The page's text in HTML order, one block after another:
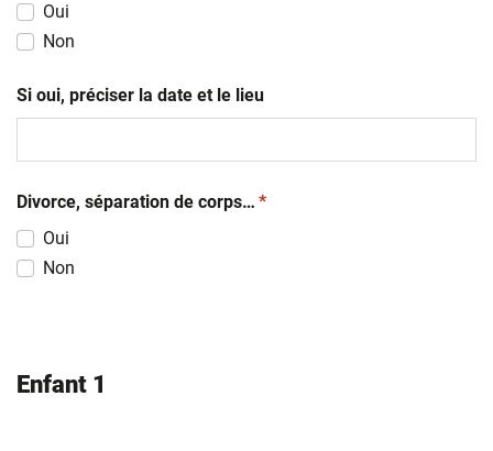
Oui
Non
Si oui, préciser la date et le lieu
Divorce, séparation de corps… (obligatoire)
*
Oui
Non
Enfant 1